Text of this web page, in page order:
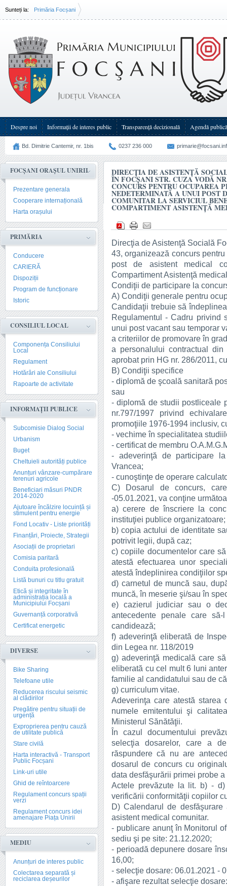
Sunteți la: Primăria Focșani
Despre noi Informații de interes public Transparenţă decizională Agendă publică
Bd. Dimitrie Cantemir, nr. 1bis 0237 236 000
FOCȘANI ORAȘUL UNIRII
Prezentare generala
Cooperare internațională
Harta orașului
PRIMĂRIA
Conducere
CARIERĂ
Dispoziții
Program de funcționare
Istoric
CONSILIUL LOCAL
Componența Consiliului
Local
Regulament
Hotărâri ale Consiliului
Rapoarte de activitate
INFORMAȚII PUBLICE
Subcomisie Dialog Social
Urbanism
Buget
Cheltuieli autorități publice
Anunțuri vânzare-cumpărare
terenuri agricole
Beneficiari măsuri PNDR
2014-2020
Ajutoare încălzire locuință și
stimulent pentru energie
Fond Locativ - Liste priorități
Finanțări, Proiecte, Strategii
Asociații de proprietari
Comisia paritară
Conduita profesională
Listă bunuri cu titlu gratuit
Etică și integritate în
administrația locală a
Municipiului Focșani
Guvernanță corporativă
Certificat energetic
DIVERSE
Bike Sharing
Telefoane utile
Reducerea riscului seismic
al clădirilor
Pregătire pentru situații de
urgență
Exproprierea pentru cauză
de utilitate publică
Stare civilă
Harta interactivă - Transport
Public Focșani
Link-uri utile
Ghid de reîntoarcere
Regulament concurs spații
verzi
Regulament concurs idei
amenajare Piața Unirii
MEDIU
Anunțuri de interes public
Colectarea separată și
reciclarea deșeurilor
DIRECŢIA DE ASISTENŢĂ
ÎN FOCŞANI STR. CUZA VODĂ
CONCURS PENTRU OCUPAREA
NEDETERMINATĂ A UNUI POST
COMUNITAR LA SERVICIUL
COMPARTIMENT ASISTENŢĂ
Direcţia de Asistenţă Socială
43, organizează concurs
post de asistent medical
Compartiment Asistenţă
Condiţii de participare la
A) Condiţii generale pentru
Candidaţii trebuie să
Regulamentul - Cadru privind
unui post vacant sau temporar
a criteriilor de promovare în
a personalului contractual
aprobat prin HG nr. 286/2011,
B) Condiţii specifice
- diplomă de şcoală sanitară
sau
- diplomă de studii postliceale
nr.797/1997 privind
promoţiile 1976-1994 inclusiv,
- vechime în specialitatea
- certificat de membru
- adeverinţă de participare
Vrancea;
- cunoştinţe de operare
C) Dosarul de concurs,
-05.01.2021, va conţine
a) cerere de înscriere la
instituţiei publice organizatoare;
b) copia actului de identitate
potrivit legii, după caz;
c) copiile documentelor care
atestă efectuarea unor
atestă îndeplinirea condiţiilor
d) carnetul de muncă sau,
muncă, în meserie şi/sau în
e) cazierul judiciar sau o
antecedente penale care
candidează;
f) adeverinţă eliberată de
din Legea nr. 118/2019
g) adeverinţă medicală care
eliberată cu cel mult 6 luni
familie al candidatului sau de
g) curriculum vitae.
Adeverinţa care atestă starea
numele emitentului şi
Ministerul Sănătăţii.
În cazul documentului
selecţia dosarelor, care a
răspundere că nu are
dosarul de concurs cu
data desfăşurării primei probe
Actele prevăzute la lit. b) -
verificării conformităţii copiilor
D) Calendarul de
asistent medical comunitar.
- publicare anunţ în Monitorul
sediu şi pe site: 21.12.2020;
- perioadă depunere dosare
16,00;
- selecţie dosare: 06.01.2021 -
- afişare rezultat selecţie